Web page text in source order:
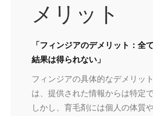
メリット
「フィンジアのデメリット：全
結果は得られない」
フィンジアの具体的なデメリッ
は、提供された情報からは特定で
しかし、育毛剤には個人の体質